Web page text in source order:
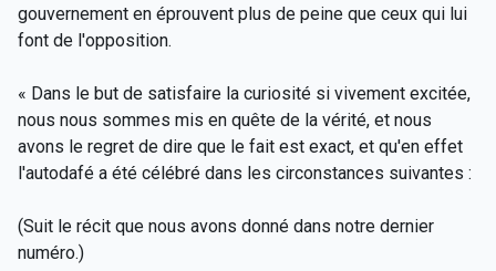
gouvernement en éprouvent plus de peine que ceux qui lui
font de l'opposition.
« Dans le but de satisfaire la curiosité si vivement excitée,
nous nous sommes mis en quête de la vérité, et nous
avons le regret de dire que le fait est exact, et qu'en effet
l'autodafé a été célébré dans les circonstances suivantes :
(Suit le récit que nous avons donné dans notre dernier
numéro.)